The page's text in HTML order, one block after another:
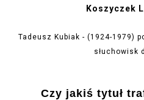
Koszyczek
Tadeusz Kubiak - (1924-1979)
słuchowisk
Czy jakiś tytuł